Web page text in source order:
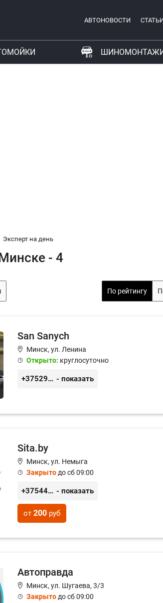
АВТОНОВОСТИ
Эксперт на день
- 4
По рейтингу
San Sanych
Минск, ул. Ленина
Открыто: круглосуточно
+375299665040 - показать
Sita.by
Минск, ул. Немыга
Закрытодо сб 09:00
+375447771177 - показать
от 200руб
Автоправда
Минск, ул. Шугаева, 3/3
Закрытодо сб 09:00